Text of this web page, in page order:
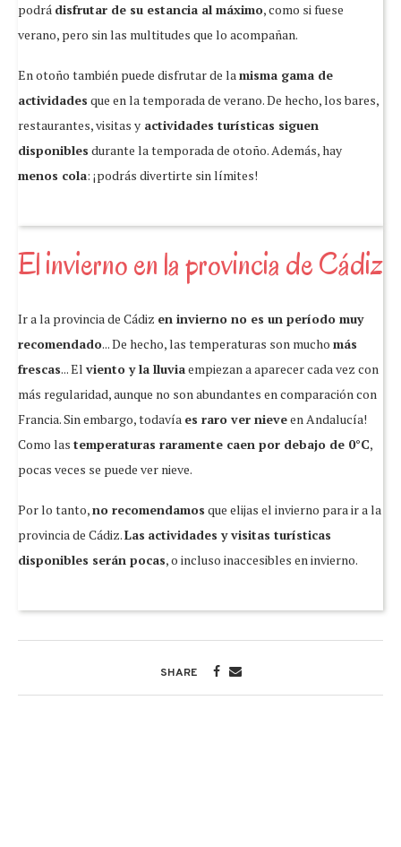
podrá disfrutar de su estancia al máximo, como si fuese
verano, pero sin las multitudes que lo acompañan.
En otoño también puede disfrutar de lamisma gama de
actividades que en la temporada de verano. De hecho, los bares,
restaurantes, visitas y actividades turísticas siguen
disponibles durante la temporada de otoño. Además, hay
menos cola: ¡podrás divertirte sin límites!
El invierno en la provincia de Cádiz
Ir a la provincia de Cádiz en invierno no es un período muy
recomendado... De hecho, las temperaturas son mucho más
frescas... El viento y la lluviaempiezan a aparecer cada vez con
más regularidad, aunque no son abundantes en comparación con
Francia. Sin embargo, todavía es raro ver nieveen Andalucía!
Como las temperaturas raramente caen por debajo de 0°C,
pocas veces se puede ver nieve.
Por lo tanto,no recomendamos que elijas el invierno para ir a la
provincia de Cádiz.Las actividades y visitas turísticas
disponibles serán pocas, o incluso inaccesibles en invierno.
SHARE